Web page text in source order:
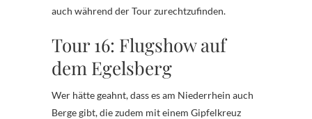
auch während der Tour zurechtzufinden.
Tour 16: Flugshow auf
dem Egelsberg
Wer hätte geahnt, dass es am Niederrhein auch
Berge gibt, die zudem mit einem Gipfelkreuz